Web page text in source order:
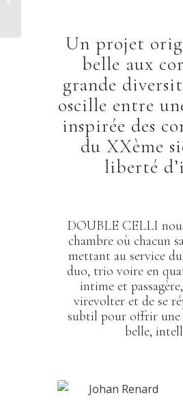
Un projet
belle aux
grande
oscille entre
inspirée des
du XXème
liberté
DOUBLE CELLI
chambre où chacun
mettant au service
duo, trio voire en
intime et
virevolter et de se
subtil pour offrir une
belle,